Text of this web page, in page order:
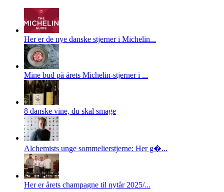
Her er de nye danske stjerner i Michelin...
Mine bud på årets Michelin-stjerner i ...
8 danske vine, du skal smage
Alchemists unge sommelierstjerne: Her g�...
Her er årets champagne til nytår 2025/...